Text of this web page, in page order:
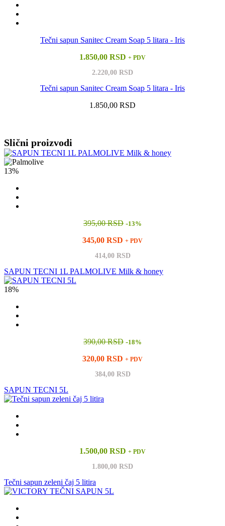
Tečni sapun Sanitec Cream Soap 5 litara - Iris
1.850,00 RSD + PDV
2.220,00 RSD
Tečni sapun Sanitec Cream Soap 5 litara - Iris
1.850,00 RSD
Slični proizvodi
13%
395,00 RSD -13%
345,00 RSD + PDV
414,00 RSD
SAPUN TECNI 1L PALMOLIVE Milk & honey
18%
390,00 RSD -18%
320,00 RSD + PDV
384,00 RSD
SAPUN TECNI 5L
1.500,00 RSD + PDV
1.800,00 RSD
Tečni sapun zeleni čaj 5 litira